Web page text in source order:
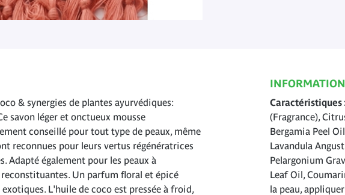
& synergies de plantes ayurvédiques:
savon léger et onctueux mousse
conseillé pour tout type de peaux, même
reconnues pour leurs vertus régénératrices
Adapté également pour les peaux à
Un parfum floral et épicé
L'huile de coco est pressée à froid,
Caractéristiques
(Fragrance),
Bergamia Peel
Lavandula
Pelargonium
Leaf Oil,
la peau,